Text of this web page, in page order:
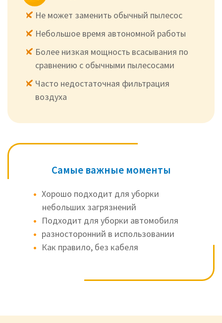
Не может заменить обычный пылесос
Небольшое время автономной работы
Более низкая мощность всасывания по
сравнению с обычными пылесосами
Часто недостаточная фильтрация
воздуха
Самые важные моменты
Хорошо подходит для уборки
небольших загрязнений
Подходит для уборки автомобиля
разносторонний в использовании
Как правило, без кабеля